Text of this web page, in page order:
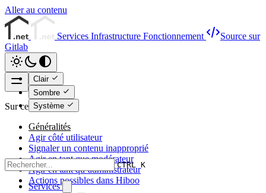
Aller au contenu
Services Infrastructure Fonctionnement
Source sur
Gitlab
Clair
Sombre
Système
CTRL K
Services
Sur cette page
Généralités
Agir côté utilisateur
Signaler un contenu inapproprié
Agir en tant que modérateur
Agir en tant qu’administrateur
Actions possibles dans Hiboo